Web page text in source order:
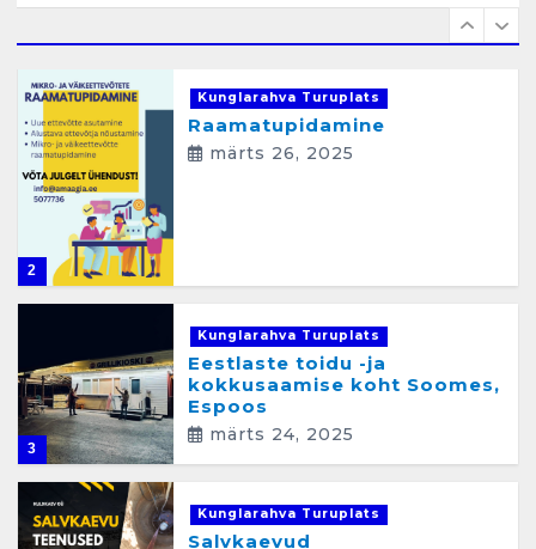
2
Kunglarahva Turuplats
Raamatupidamine
märts 26, 2025
3
Kunglarahva Turuplats
Eestlaste toidu -ja
kokkusaamise koht Soomes,
Espoos
märts 24, 2025
Kunglarahva Turuplats
Salvkaevud